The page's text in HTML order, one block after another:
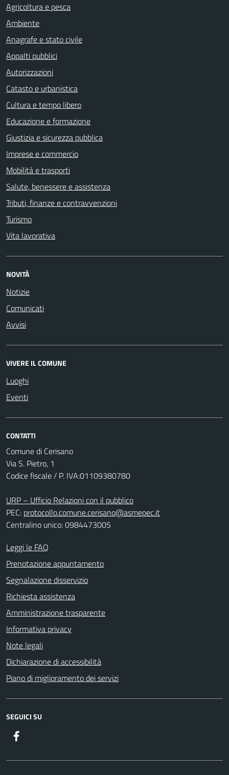
Agricoltura e pesca
Ambiente
Anagrafe e stato civile
Appalti pubblici
Autorizzazioni
Catasto e urbanistica
Cultura e tempo libero
Educazione e formazione
Giustizia e sicurezza pubblica
Imprese e commercio
Mobilità e trasporti
Salute, benessere e assistenza
Tributi, finanze e contravvenzioni
Turismo
Vita lavorativa
NOVITÀ
Notizie
Comunicati
Avvisi
VIVERE IL COMUNE
Luoghi
Eventi
CONTATTI
Comune di Cerisano
Via S. Pietro, 1
Codice fiscale / P. IVA:01109380780
URP – Ufficio Relazioni con il pubblico
PEC: protocollo.comune.cerisano@asmepec.it
Centralino unico: 0984473005
Leggi le FAQ
Prenotazione appuntamento
Segnalazione disservizio
Richiesta assistenza
Amministrazione trasparente
Informativa privacy
Note legali
Dichiarazione di accessibilità
Piano di miglioramento dei servizi
SEGUICI SU